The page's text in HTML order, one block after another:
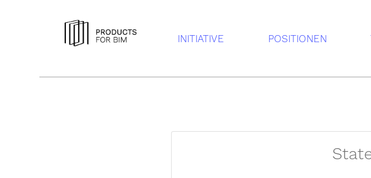
INITIATIVE POSITIONEN